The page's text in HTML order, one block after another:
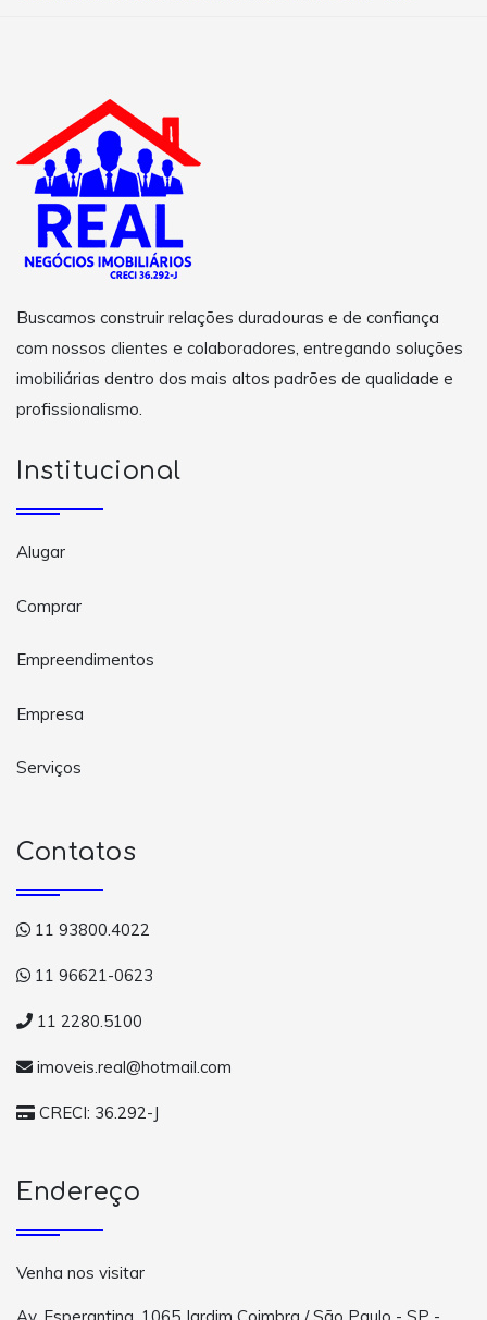
Buscamos construir relações duradouras e de confiança
com nossos clientes e colaboradores, entregando soluções
imobiliárias dentro dos mais altos padrões de qualidade e
profissionalismo.
Institucional
Alugar
Comprar
Empreendimentos
Empresa
Serviços
Contatos
11 93800.4022
11 96621-0623
11 2280.5100
imoveis.real@hotmail.com
CRECI: 36.292-J
Endereço
Venha nos visitar